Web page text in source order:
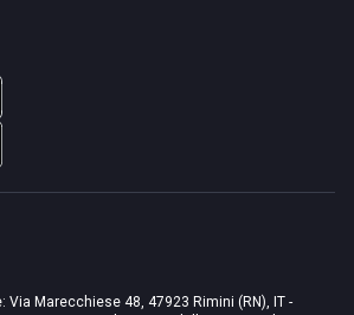
Via Marecchiese 48, 47923 Rimini (RN), IT -